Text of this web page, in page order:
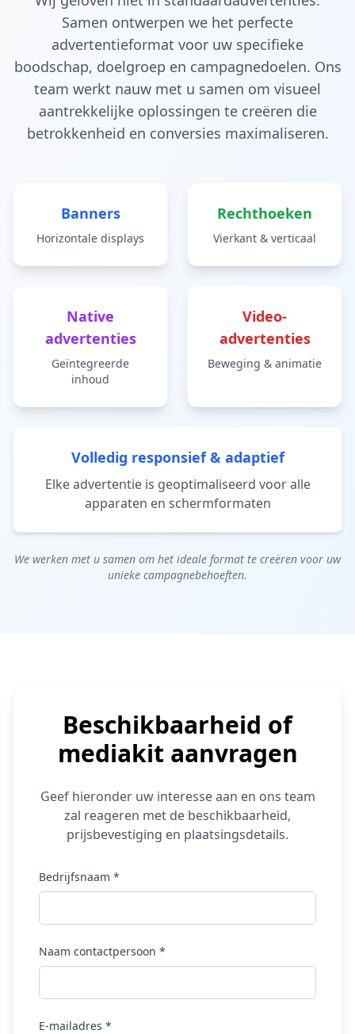
Samen ontwerpen we het perfecte
advertentieformat voor uw specifieke
boodschap, doelgroep en campagnedoelen. Ons
team werkt nauw met u samen om visueel
aantrekkelijke oplossingen te creëren die
betrokkenheid en conversies maximaliseren.
Banners
Horizontale displays
Rechthoeken
Vierkant & verticaal
Native
advertenties
Geïntegreerde
inhoud
Video-
advertenties
Beweging & animatie
Volledig responsief & adaptief
Elke advertentie is geoptimaliseerd voor alle
apparaten en schermformaten
We werken met u samen om het ideale format te creëren voor uw
unieke campagnebehoeften.
Beschikbaarheid of
mediakit aanvragen
Geef hieronder uw interesse aan en ons team
zal reageren met de beschikbaarheid,
prijsbevestiging en plaatsingsdetails.
Bedrijfsnaam *
Naam contactpersoon *
E-mailadres *